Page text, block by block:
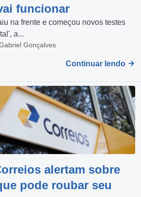
funcionar
na frente e começou novos testes
a...
Gonçalves
Continuar lendo
alertam sobre
pode roubar seu